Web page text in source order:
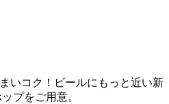
いコク！ビールにもっと近い新
プをご用意。